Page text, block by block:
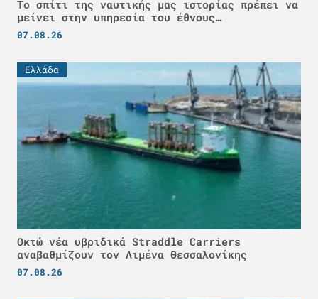
Το σπίτι της ναυτικής μας ιστορίας πρέπει να
μείνει στην υπηρεσία του έθνους…
07.08.26
Ελλάδα
Οκτώ νέα υβριδικά Straddle Carriers
αναβαθμίζουν τον Λιμένα Θεσσαλονίκης
07.08.26